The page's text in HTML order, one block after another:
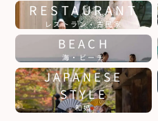
RESTAURANT
レストラン・古民家
BEACH
海・ビーチ
JAPANESE
STYLE
和婚